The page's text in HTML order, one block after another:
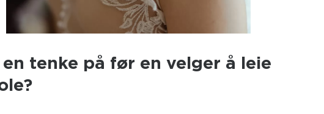
tenke på før en velger å leie